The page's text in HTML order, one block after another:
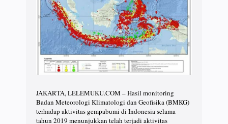
JAKARTA, LELEMUKU.COM – Hasil monitoring
Badan Meteorologi Klimatologi dan Geofisika (BMKG)
terhadap aktivitas gempabumi di Indonesia selama
tahun 2019 menunjukkan telah terjadi aktivitas